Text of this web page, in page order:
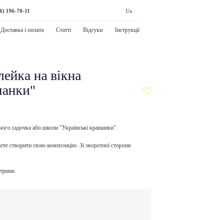
196-70-11 Ua
Доставка і оплата Статті Відгуки Інструкції
на вікна
садочка або школи "Українські крашанки".
створити свою композицію. Зі зворотної сторони